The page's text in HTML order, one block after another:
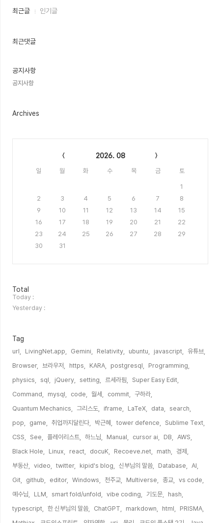
최
근
인
최근글 인기글
최근댓글
공지사항
공지사항
Archives
2026. 08
일 월 화 수 목 금 토
1
2
3 4 5 6 7
8
9
10 11 12 13 14
15
16
17 18 19 20 21
22
23
24 25 26 27 28
29
30
31
방
문
자
수
Total
Today :
Yesterday :
Tag
url, LivingNet.app, Gemini, Relativity, ubuntu, javascript,
유튜브,
Browser,
브라우저, https, KARA, postgresql,
Programming,
physics,
sql, jQuery, setting, 르세라핌,
Super Easy Edit,
Command,
mysql, code, 월세, commit,
구하라,
Quantum Mechanics,
그리스도, iframe, LaTeX, data,
search,
pop,
game, 취업까지달린다, 박근혜, tower defence,
Sublime Text,
CSS,
See, 플레이리스트, 하느님, Manual, cursor ai, DB,
AWS,
Black Hole,
Linux, react, docuK, Recoeve.net, math,
경제,
부동산,
video, twitter, kipid's blog, 신부님의 말씀, Database,
AI,
Git,
github, editor, Windows, 천주교, Multiverse, 종교,
vs code,
예수님,
LLM, smart fold/unfold, vibe coding, 기도문,
hash,
typescript,
한 신부님의 말씀, ChatGPT, markdown, html,
PRISMA,